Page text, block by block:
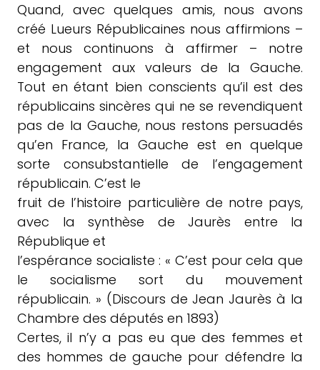
Quand, avec quelques amis, nous avons
créé Lueurs Républicaines nous affirmions –
et nous continuons à affirmer – notre
engagement aux valeurs de la Gauche.
Tout en étant bien conscients qu’il est des
républicains sincères qui ne se revendiquent
pas de la Gauche, nous restons persuadés
qu’en France, la Gauche est en quelque
sorte consubstantielle de l’engagement
républicain. C’est le
fruit de l’histoire particulière de notre pays,
avec la synthèse de Jaurès entre la
République et
l’espérance socialiste : « C’est pour cela que
le socialisme sort du mouvement
républicain. » (Discours de Jean Jaurès à la
Chambre des députés en 1893)
Certes, il n’y a pas eu que des femmes et
des hommes de gauche pour défendre la